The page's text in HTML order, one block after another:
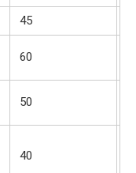
45
60
50
40